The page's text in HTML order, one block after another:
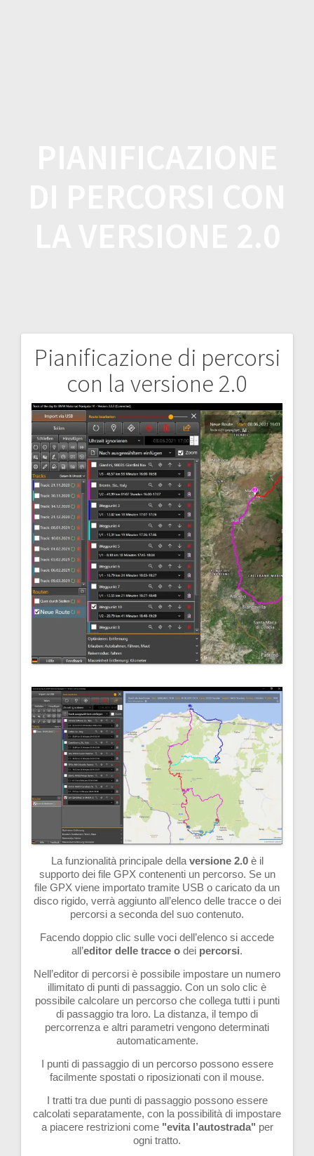
Pianificazione di percorsi
con la versione 2.0
La funzionalità principale della versione 2.0è il
supporto dei file GPX contenenti un percorso. Se un
file GPX viene importato tramite USB o caricato da un
disco rigido, verrà aggiunto all’elenco delle tracce o dei
percorsi a seconda del suo contenuto.
Facendo doppio clic sulle voci dell’elenco si accede
all’editor delle tracce o dei percorsi.
Nell’editor di percorsi è possibile impostare un numero
illimitato di punti di passaggio. Con un solo clic è
possibile calcolare un percorso che collega tutti i punti
di passaggio tra loro. La distanza, il tempo di
percorrenza e altri parametri vengono determinati
automaticamente.
I punti di passaggio di un percorso possono essere
facilmente spostati o riposizionati con il mouse.
I tratti tra due punti di passaggio possono essere
calcolati separatamente, con la possibilità di impostare
a piacere restrizioni come "evita l’autostrada" per
ogni tratto.
Navigazione
articoli